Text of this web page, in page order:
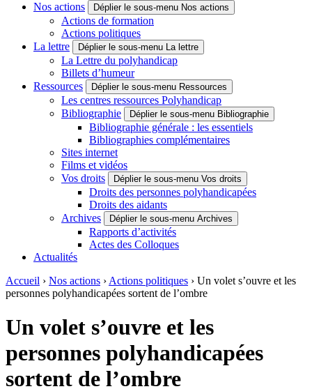
Nos actions
Déplier le sous-menu Nos actions
Actions de formation
Actions politiques
La lettre
Déplier le sous-menu La lettre
La Lettre du polyhandicap
Billets d’humeur
Ressources
Déplier le sous-menu Ressources
Les centres ressources Polyhandicap
Bibliographie
Déplier le sous-menu Bibliographie
Bibliographie générale : les essentiels
Bibliographies complémentaires
Sites internet
Films et vidéos
Vos droits
Déplier le sous-menu Vos droits
Droits des personnes polyhandicapées
Droits des aidants
Archives
Déplier le sous-menu Archives
Rapports d’activités
Actes des Colloques
Actualités
Accueil › Nos actions › Actions politiques › Un volet s’ouvre et les
personnes polyhandicapées sortent de l’ombre
Un volet s’ouvre et les
personnes polyhandicapées
sortent de l’ombre